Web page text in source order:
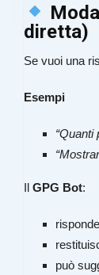
diretta)
Se vuoi una
Esempi
“Quanti
Il GPG Bot:
può